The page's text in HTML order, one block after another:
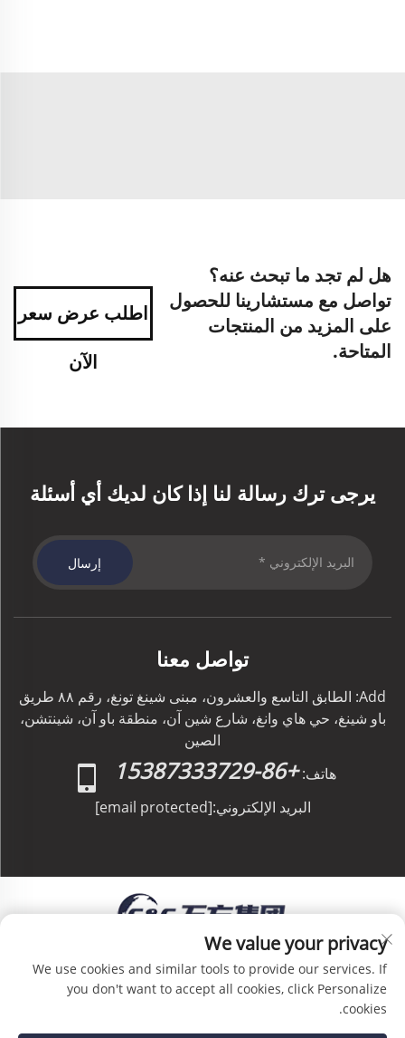
هل لم تجد ما تبحث عنه؟
تواصل مع مستشارينا للحصول
على المزيد من المنتجات
المتاحة.
اطلب عرض سعر
الآن
يرجى ترك رسالة لنا إذا كان لديك أي أسئلة
إرسال
تواصل معنا
Add: الطابق التاسع والعشرون، مبنى شينغ تونغ، رقم ٨٨ طريق
باو شينغ، حي هاي وانغ، شارع شين آن، منطقة باو آن، شينتشن،
الصين
هاتف: +86-15387333729
البريد الإلكتروني:[email protected]
حقوق الطبع والنشر © C&C GLOBAL Logistics Co.,
Limited جميع الحقوق محفوظة -
سياسة الخصوصية
المدونة
We value your privacy
We use cookies and similar tools to provide our services. If
you don't want to accept all cookies, click Personalize
cookies.